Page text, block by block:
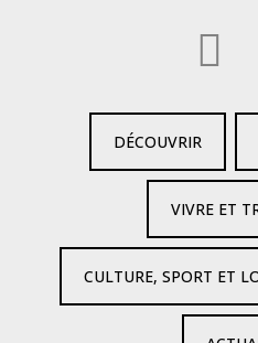
DÉCOUVRIR
VIVRE ET
CULTURE, SPORT ET